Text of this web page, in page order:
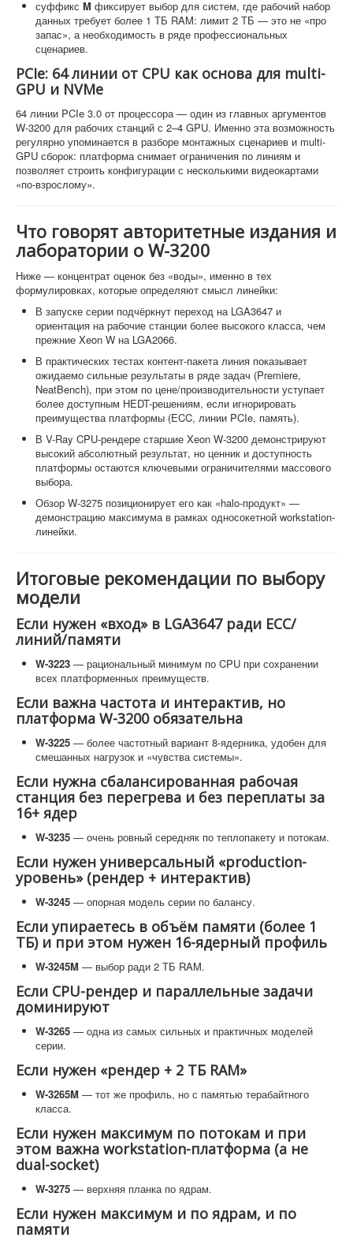
суффикс M фиксирует выбор для систем, где рабочий набор
данных требует более 1 ТБ RAM: лимит 2 ТБ — это не «про
запас», а необходимость в ряде профессиональных
сценариев.
PCIe: 64 линии от CPU как основа для multi-
GPU и NVMe
64 линии PCIe 3.0 от процессора — один из главных аргументов
W-3200 для рабочих станций с 2–4 GPU. Именно эта возможность
регулярно упоминается в разборе монтажных сценариев и multi-
GPU сборок: платформа снимает ограничения по линиям и
позволяет строить конфигурации с несколькими видеокартами
«по-взрослому».
Что говорят авторитетные издания и
лаборатории о W-3200
Ниже — концентрат оценок без «воды», именно в тех
формулировках, которые определяют смысл линейки:
В запуске серии подчёркнут переход на LGA3647 и
ориентация на рабочие станции более высокого класса, чем
прежние Xeon W на LGA2066.
В практических тестах контент-пакета линия показывает
ожидаемо сильные результаты в ряде задач (Premiere,
NeatBench), при этом по цене/производительности уступает
более доступным HEDT-решениям, если игнорировать
преимущества платформы (ECC, линии PCIe, память).
В V-Ray CPU-рендере старшие Xeon W-3200 демонстрируют
высокий абсолютный результат, но ценник и доступность
платформы остаются ключевыми ограничителями массового
выбора.
Обзор W-3275 позиционирует его как «halo-продукт» —
демонстрацию максимума в рамках односокетной workstation-
линейки.
Итоговые рекомендации по выбору
модели
Если нужен «вход» в LGA3647 ради ECC/
линий/памяти
W-3223 — рациональный минимум по CPU при сохранении
всех платформенных преимуществ.
Если важна частота и интерактив, но
платформа W-3200 обязательна
W-3225 — более частотный вариант 8-ядерника, удобен для
смешанных нагрузок и «чувства системы».
Если нужна сбалансированная рабочая
станция без перегрева и без переплаты за
16+ ядер
W-3235 — очень ровный середняк по теплопакету и потокам.
Если нужен универсальный «production-
уровень» (рендер + интерактив)
W-3245 — опорная модель серии по балансу.
Если упираетесь в объём памяти (более 1
ТБ) и при этом нужен 16-ядерный профиль
W-3245M — выбор ради 2 ТБ RAM.
Если CPU-рендер и параллельные задачи
доминируют
W-3265 — одна из самых сильных и практичных моделей
серии.
Если нужен «рендер + 2 ТБ RAM»
W-3265M — тот же профиль, но с памятью терабайтного
класса.
Если нужен максимум по потокам и при
этом важна workstation-платформа (а не
dual-socket)
W-3275 — верхняя планка по ядрам.
Если нужен максимум и по ядрам, и по
памяти